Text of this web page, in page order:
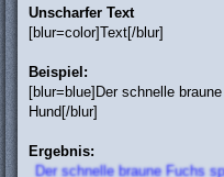
Unscharfer Text
[blur=color]Text[/blur]
Beispiel:
[blur=blue]Der schnelle
Hund[/blur]
Ergebnis:
Der schnelle braune Fuchs